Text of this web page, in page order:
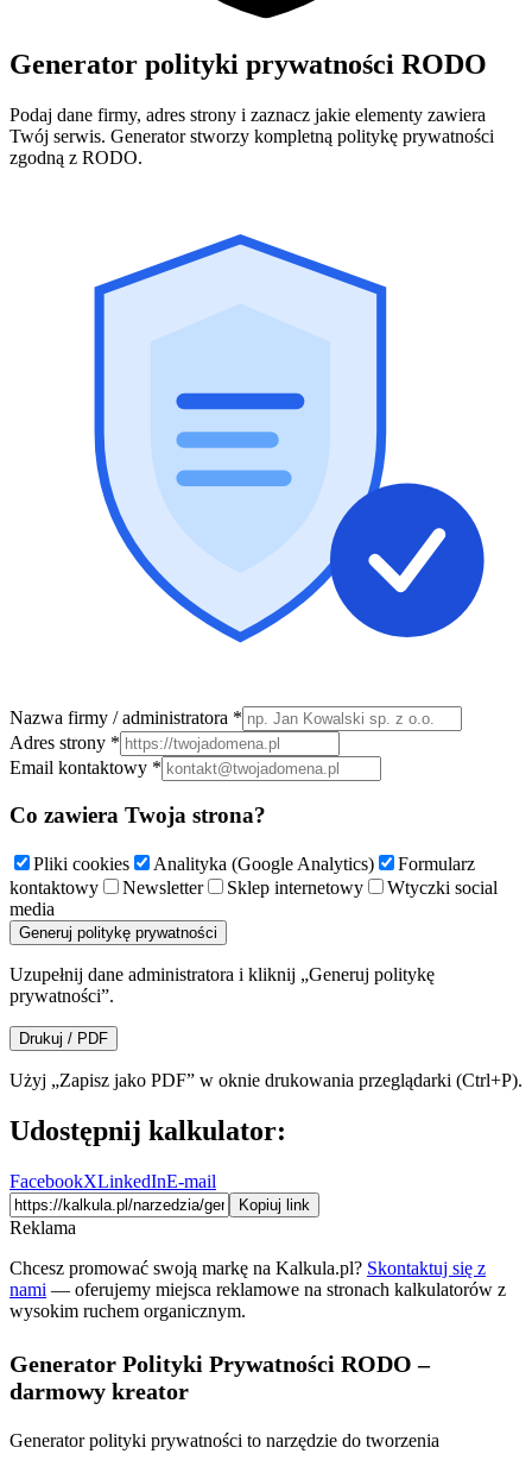
Generator polityki prywatności RODO
Podaj dane firmy, adres strony i zaznacz jakie elementy zawiera
Twój serwis. Generator stworzy kompletną politykę prywatności
zgodną z RODO.
Nazwa firmy / administratora *
Adres strony *
Email kontaktowy *
Co zawiera Twoja strona?
Pliki cookies Analityka (Google Analytics)
Formularz
kontaktowy
Newsletter Sklep internetowy
Wtyczki social
media
Generuj politykę prywatności
Uzupełnij dane administratora i kliknij „Generuj politykę
prywatności”.
Drukuj / PDF
Użyj „Zapisz jako PDF” w oknie drukowania przeglądarki (Ctrl+P).
Udostępnij kalkulator:
FacebookXLinkedInE-mail
Kopiuj link
Reklama
Chcesz promować swoją markę na Kalkula.pl? Skontaktuj się z
nami — oferujemy miejsca reklamowe na stronach kalkulatorów z
wysokim ruchem organicznym.
Generator Polityki Prywatności RODO –
darmowy kreator
Generator polityki prywatności to narzędzie do tworzenia